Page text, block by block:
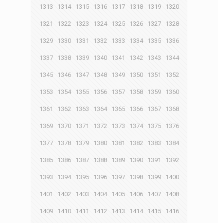
1313 1314 1315 1316 1317 1318 1319 1320
1321 1322 1323 1324 1325 1326 1327 1328
1329 1330 1331 1332 1333 1334 1335 1336
1337 1338 1339 1340 1341 1342 1343 1344
1345 1346 1347 1348 1349 1350 1351 1352
1353 1354 1355 1356 1357 1358 1359 1360
1361 1362 1363 1364 1365 1366 1367 1368
1369 1370 1371 1372 1373 1374 1375 1376
1377 1378 1379 1380 1381 1382 1383 1384
1385 1386 1387 1388 1389 1390 1391 1392
1393 1394 1395 1396 1397 1398 1399 1400
1401 1402 1403 1404 1405 1406 1407 1408
1409 1410 1411 1412 1413 1414 1415 1416